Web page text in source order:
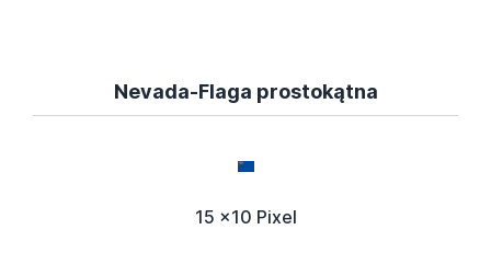
Nevada-Flaga prostokątna
15 x10 Pixel